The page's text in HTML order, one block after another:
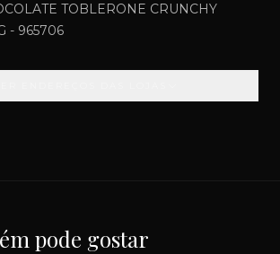
TOBLERONE CRUNCHY
- 965706
pode gostar